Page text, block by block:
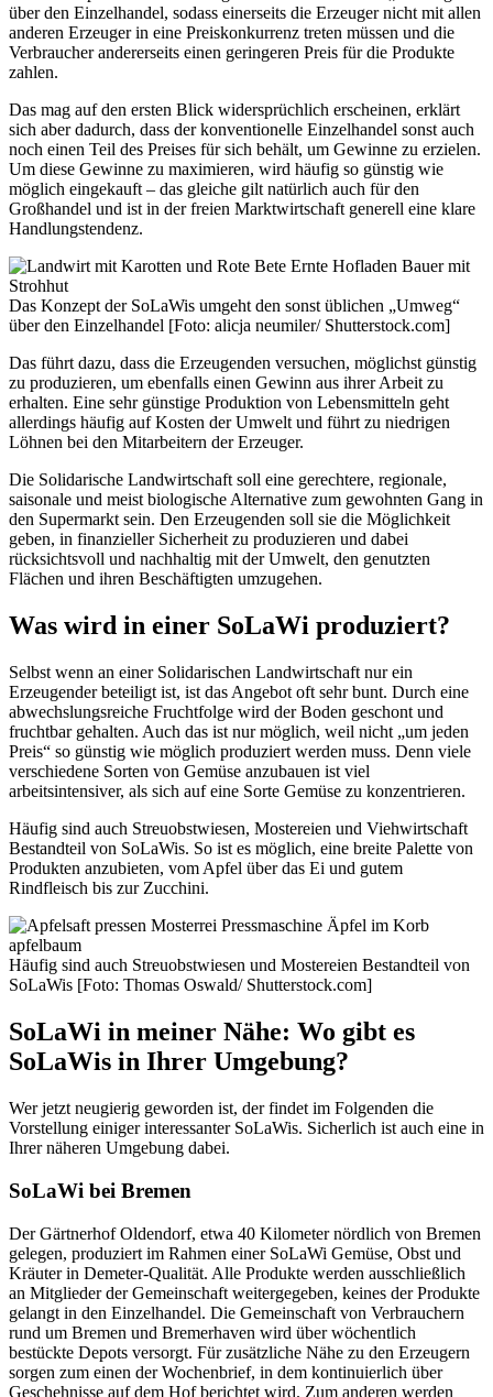
über den Einzelhandel, sodass einerseits die Erzeuger nicht mit allen
anderen Erzeuger in eine Preiskonkurrenz treten müssen und die
Verbraucher andererseits einen geringeren Preis für die Produkte
zahlen.
Das mag auf den ersten Blick widersprüchlich erscheinen, erklärt
sich aber dadurch, dass der konventionelle Einzelhandel sonst auch
noch einen Teil des Preises für sich behält, um Gewinne zu erzielen.
Um diese Gewinne zu maximieren, wird häufig so günstig wie
möglich eingekauft – das gleiche gilt natürlich auch für den
Großhandel und ist in der freien Marktwirtschaft generell eine klare
Handlungstendenz.
Das Konzept der SoLaWis umgeht den sonst üblichen „Umweg“
über den Einzelhandel [Foto: alicja neumiler/ Shutterstock.com]
Das führt dazu, dass die Erzeugenden versuchen, möglichst günstig
zu produzieren, um ebenfalls einen Gewinn aus ihrer Arbeit zu
erhalten. Eine sehr günstige Produktion von Lebensmitteln geht
allerdings häufig auf Kosten der Umwelt und führt zu niedrigen
Löhnen bei den Mitarbeitern der Erzeuger.
Die Solidarische Landwirtschaft soll eine gerechtere, regionale,
saisonale und meist biologische Alternative zum gewohnten Gang in
den Supermarkt sein. Den Erzeugenden soll sie die Möglichkeit
geben, in finanzieller Sicherheit zu produzieren und dabei
rücksichtsvoll und nachhaltig mit der Umwelt, den genutzten
Flächen und ihren Beschäftigten umzugehen.
Was wird in einer SoLaWi produziert?
Selbst wenn an einer Solidarischen Landwirtschaft nur ein
Erzeugender beteiligt ist, ist das Angebot oft sehr bunt. Durch eine
abwechslungsreiche Fruchtfolge wird der Boden geschont und
fruchtbar gehalten. Auch das ist nur möglich, weil nicht „um jeden
Preis“ so günstig wie möglich produziert werden muss. Denn viele
verschiedene Sorten von Gemüse anzubauen ist viel
arbeitsintensiver, als sich auf eine Sorte Gemüse zu konzentrieren.
Häufig sind auch Streuobstwiesen, Mostereien und Viehwirtschaft
Bestandteil von SoLaWis. So ist es möglich, eine breite Palette von
Produkten anzubieten, vom Apfel über das Ei und gutem
Rindfleisch bis zur Zucchini.
Häufig sind auch Streuobstwiesen und Mostereien Bestandteil von
SoLaWis [Foto: Thomas Oswald/ Shutterstock.com]
SoLaWi in meiner Nähe: Wo gibt es
SoLaWis in Ihrer Umgebung?
Wer jetzt neugierig geworden ist, der findet im Folgenden die
Vorstellung einiger interessanter SoLaWis. Sicherlich ist auch eine in
Ihrer näheren Umgebung dabei.
SoLaWi bei Bremen
Der Gärtnerhof Oldendorf, etwa 40 Kilometer nördlich von Bremen
gelegen, produziert im Rahmen einer SoLaWi Gemüse, Obst und
Kräuter in Demeter-Qualität. Alle Produkte werden ausschließlich
an Mitglieder der Gemeinschaft weitergegeben, keines der Produkte
gelangt in den Einzelhandel. Die Gemeinschaft von Verbrauchern
rund um Bremen und Bremerhaven wird über wöchentlich
bestückte Depots versorgt. Für zusätzliche Nähe zu den Erzeugern
sorgen zum einen der Wochenbrief, in dem kontinuierlich über
Geschehnisse auf dem Hof berichtet wird. Zum anderen werden